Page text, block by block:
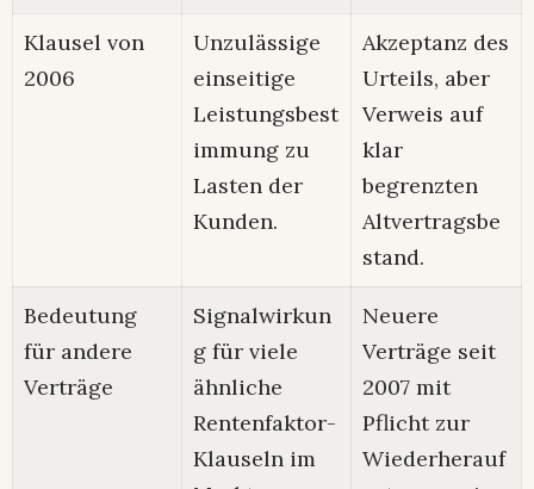
Klausel von
2006
Unzulässige
einseitige
Leistungsbest
immung zu
Lasten der
Kunden.
Akzeptanz des
Urteils, aber
Verweis auf
klar
begrenzten
Altvertragsbe
stand.
Bedeutung
für andere
Verträge
Signalwirkun
g für viele
ähnliche
Rentenfaktor-
Klauseln im
Neuere
Verträge seit
2007 mit
Pflicht zur
Wiederherauf